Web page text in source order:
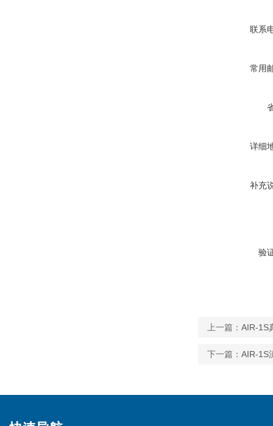
联系
常用
详细
补充
验
上一篇： AIR-1S
下一篇： AIR-1S